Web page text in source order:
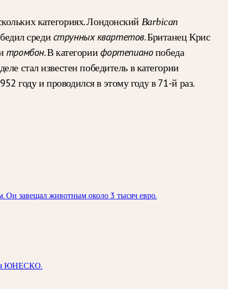
категориях. Лондонский Barbican
среди струнных квартетов. Британец Крис
тромбон. В категориифортепианопобеда
стал известен победитель в категории
году и проводился в этому году в 71-й раз.
Он завещал животным около 3 тысяч евро.
ЮНЕСКО.